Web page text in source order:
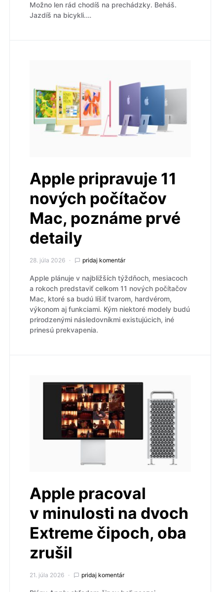
Možno len rád chodíš na prechádzky. Beháš.
Jazdíš na bicykli.…
Apple pripravuje 11
nových počítačov
Mac, poznáme prvé
detaily
28. júla 2026 pridaj komentár
Apple plánuje v najbližších týždňoch, mesiacoch
a rokoch predstaviť celkom 11 nových počítačov
Mac, ktoré sa budú líšiť tvarom, hardvérom,
výkonom aj funkciami. Kým niektoré modely budú
prirodzenými následovníkmi existujúcich, iné
prinesú prekvapenia.
Apple pracoval
v minulosti na dvoch
Extreme čipoch, oba
zrušil
21. júla 2026 pridaj komentár